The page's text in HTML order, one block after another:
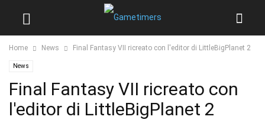
Home News Final Fantasy VII ricreato con l'editor di LittleBigPlanet 2
News
Final Fantasy VII ricreato con
l'editor di LittleBigPlanet 2